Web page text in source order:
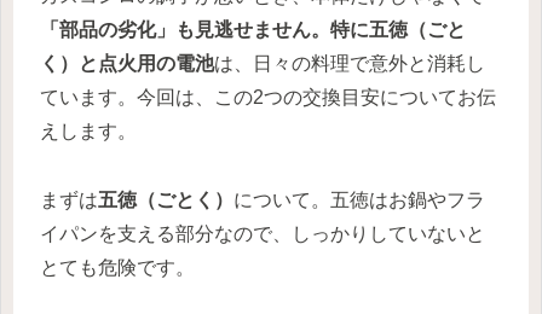
「部品の劣化」も見逃せません。特に五徳（ごと
く）と点火用の電池は、日々の料理で意外と消耗し
ています。今回は、この2つの交換目安についてお伝
えします。
まずは五徳（ごとく） について。五徳はお鍋やフラ
イパンを支える部分なので、しっかりしていないと
とても危険です。